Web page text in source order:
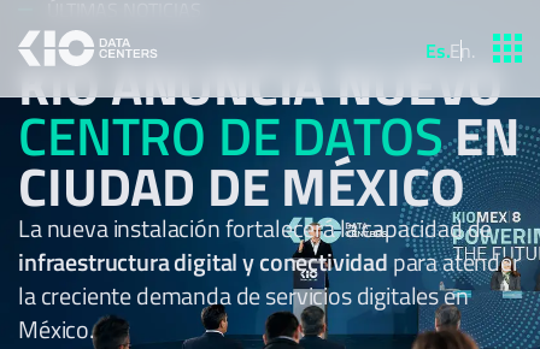
Es.En.
KIO ANUNCIA NUEVO
CENTRO DE DATOSEN
CIUDAD DE MÉXICO
La nueva instalación fortalecerá la capacidad de
infraestructura digital y conectividadpara atender
la creciente demanda de servicios digitales en
México.